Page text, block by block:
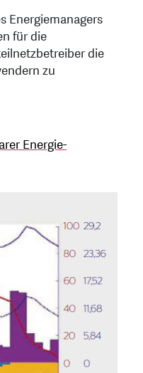
Energiemanagers
für die
die
zu
Energie-